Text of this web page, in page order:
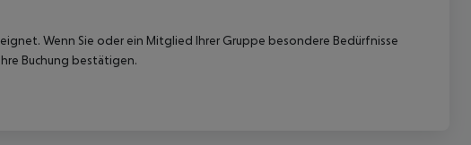
Wenn Sie oder ein Mitglied Ihrer Gruppe besondere Bedürfnisse
Buchung bestätigen.